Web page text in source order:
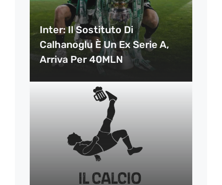
Inter: Il Sostituto Di
Calhanoglu È Un Ex Serie A,
Arriva Per 40MLN